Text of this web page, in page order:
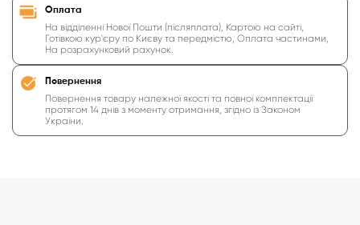
Оплата
На відділенні Нової Пошти (післяплата), Картою на сайті,
Готівкою кур'єру по Києву та передмістю, Оплата частинами,
На розрахунковий рахунок.
Повернення
Повернення товару належної якості та повної комплектації
протягом 14 днів з моменту отримання, згідно із Законом
України.